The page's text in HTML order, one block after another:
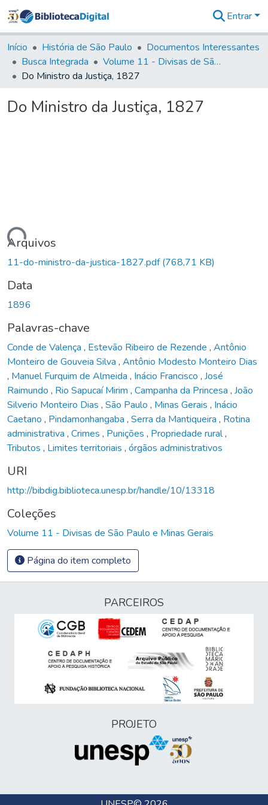
&
Coleções
Tudo na
Biblioteca
Estatísticas
Entrar
Início História de São Paulo
Documentos Interessantes
Busca Integrada
Volume 11 - Divisas de São Paulo e Minas Gerais
Do Ministro da Justiça, 1827
Do Ministro da Justiça, 1827
Arquivos
11-do-ministro-da-justica-1827.pdf(768,71 KB)
Data
1896
Palavras-chave
Conde de Valença , Estevão Ribeiro de Rezende , Antônio
Monteiro de Gouveia Silva , Antônio Modesto Monteiro Dias
, Manuel Furquim de Almeida , Inácio Francisco , José
Raimundo , Rio Sapucaí Mirim , Campanha da Princesa , João
Silverio Monteiro Dias , São Paulo , Minas Gerais , Inácio
Caetano , Pindamonhangaba , Serra da Mantiqueira , Rotina
administrativa , Crimes , Punições , Propriedade rural,
Tributos , Limites territoriais , órgãos administrativos
URI
http://bibdig.biblioteca.unesp.br/handle/10/13318
Coleções
Volume 11 - Divisas de São Paulo e Minas Gerais
Página do item completo
PARCEIROS
PROJETO